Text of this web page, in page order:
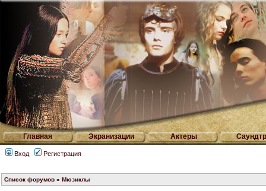
Главная Экранизации Актеры
Вход Регистрация
Список форумов » Мюзиклы